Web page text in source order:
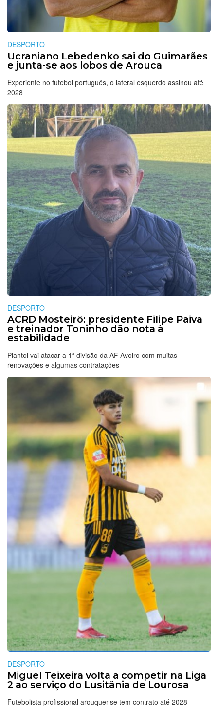
DESPORTO
Ucraniano Lebedenko sai do Guimarães
e junta-se aos lobos de Arouca
Experiente no futebol português, o lateral esquerdo assinou até
2028
DESPORTO
ACRD Mosteirô: presidente Filipe Paiva
e treinador Toninho dão nota à
estabilidade
Plantel vai atacar a 1ª divisão da AF Aveiro com muitas
renovações e algumas contratações
DESPORTO
Miguel Teixeira volta a competir na Liga
2 ao serviço do Lusitânia de Lourosa
Futebolista profissional arouquense tem contrato até 2028